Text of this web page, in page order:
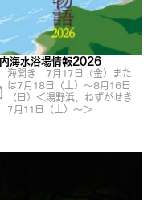
海水浴場情報2026
海開き 7月17日（金）また
は7月18日（土）〜8月16日
（日）＜湯野浜、ねずがせき
7月11日（土）〜＞